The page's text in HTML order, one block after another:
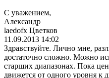
С уважением,
Александр
laedofx Цветков
11.09.2013 14:02
Здравствуйте. Лично мне,
достаточно сложно. Можно
старших диапазонах. Пока
движется от одного уровня к